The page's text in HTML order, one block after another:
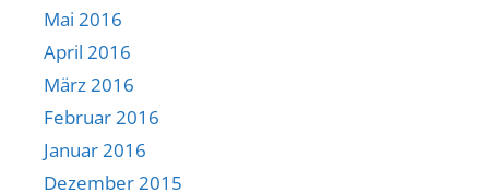
Mai 2016
April 2016
März 2016
Februar 2016
Januar 2016
Dezember 2015